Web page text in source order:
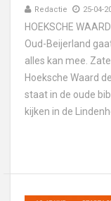
Redactie 25-04-
HOEKSCHE
Oud-Beijerland
alles kan mee.
Hoeksche Waard
staat in de oude
kijken in de